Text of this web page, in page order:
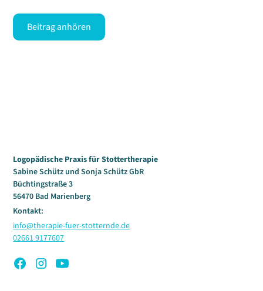
Beitrag anhören
Logopädische Praxis für Stottertherapie
Sabine Schütz und Sonja Schütz GbR
Büchtingstraße 3
56470 Bad Marienberg
Kontakt:
info@therapie-fuer-stotternde.de
02661 9177607